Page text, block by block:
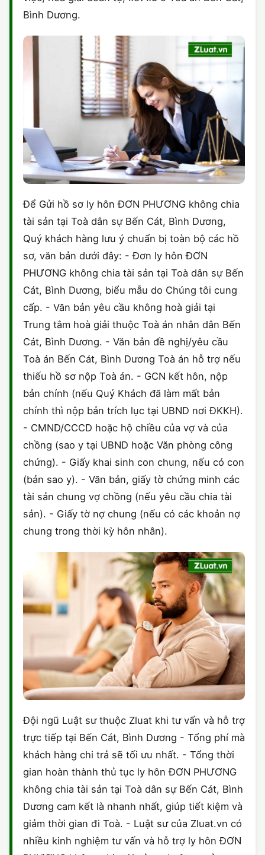
Bình Dương.
Để Gửi hồ sơ ly hôn ĐƠN PHƯƠNG không chia
tài sản tại Toà dân sự Bến Cát, Bình Dương,
Quý khách hàng lưu ý chuẩn bị toàn bộ các hồ
sơ, văn bản dưới đây: - Đơn ly hôn ĐƠN
PHƯƠNG không chia tài sản tại Toà dân sự Bến
Cát, Bình Dương, biểu mẫu do Chúng tôi cung
cấp. - Văn bản yêu cầu không hoà giải tại
Trung tâm hoà giải thuộc Toà án nhân dân Bến
Cát, Bình Dương. - Văn bản đề nghị/yêu cầu
Toà án Bến Cát, Bình Dương Toà án hỗ trợ nếu
thiếu hồ sơ nộp Toà án. - GCN kết hôn, nộp
bản chính (nếu Quý Khách đã làm mất bản
chính thì nộp bản trích lục tại UBND nơi ĐKKH).
- CMND/CCCD hoặc hộ chiều của vợ và của
chồng (sao y tại UBND hoặc Văn phòng công
chứng). - Giấy khai sinh con chung, nếu có con
(bản sao y). - Văn bản, giấy tờ chứng minh các
tài sản chung vợ chồng (nếu yêu cầu chia tài
sản). - Giấy tờ nợ chung (nếu có các khoản nợ
chung trong thời kỳ hôn nhân).
Đội ngũ Luật sư thuộc Zluat khi tư vấn và hỗ trợ
trực tiếp tại Bến Cát, Bình Dương - Tổng phí mà
khách hàng chi trả sẽ tối ưu nhất. - Tổng thời
gian hoàn thành thủ tục ly hôn ĐƠN PHƯƠNG
không chia tài sản tại Toà dân sự Bến Cát, Bình
Dương cam kết là nhanh nhất, giúp tiết kiệm và
giảm thời gian đi Toà. - Luật sư của Zluat.vn có
nhiều kinh nghiệm tư vấn và hỗ trợ ly hôn ĐƠN